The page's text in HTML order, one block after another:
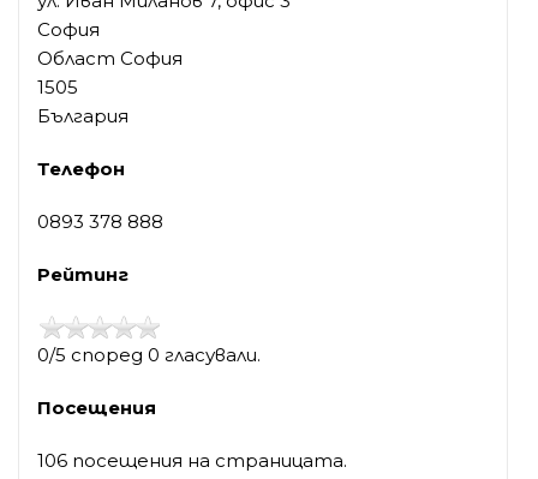
София
Област София
1505
България
Телефон
0893 378 888
Рейтинг
0/5 според 0 гласували.
Посещения
106 посещения на страницата.